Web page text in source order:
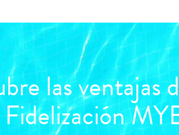
las ventajas
Fidelización